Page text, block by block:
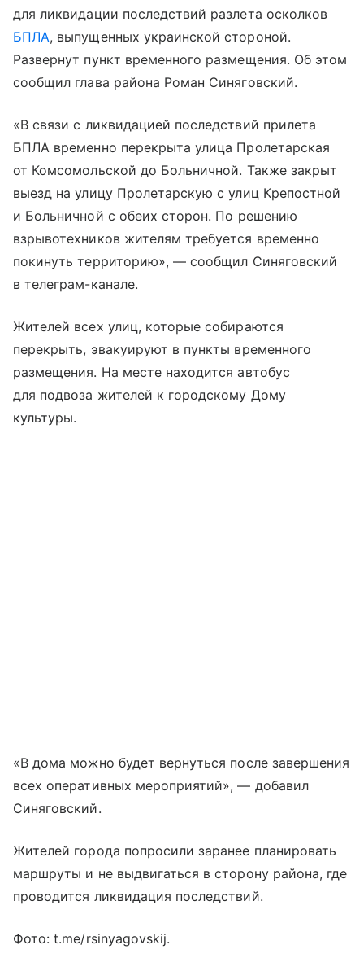
для ликвидации последствий разлета осколков
БПЛА, выпущенных украинской стороной.
Развернут пункт временного размещения. Об этом
сообщил глава района Роман Синяговский.
«В связи с ликвидацией последствий прилета
БПЛА временно перекрыта улица Пролетарская
от Комсомольской до Больничной. Также закрыт
выезд на улицу Пролетарскую с улиц Крепостной
и Больничной с обеих сторон. По решению
взрывотехников жителям требуется временно
покинуть территорию», — сообщил Синяговский
в телеграм-канале.
Жителей всех улиц, которые собираются
перекрыть, эвакуируют в пункты временного
размещения. На месте находится автобус
для подвоза жителей к городскому Дому
культуры.
«В дома можно будет вернуться после завершения
всех оперативных мероприятий», — добавил
Синяговский.
Жителей города попросили заранее планировать
маршруты и не выдвигаться в сторону района, где
проводится ликвидация последствий.
Фото: t.me/rsinyagovskij.